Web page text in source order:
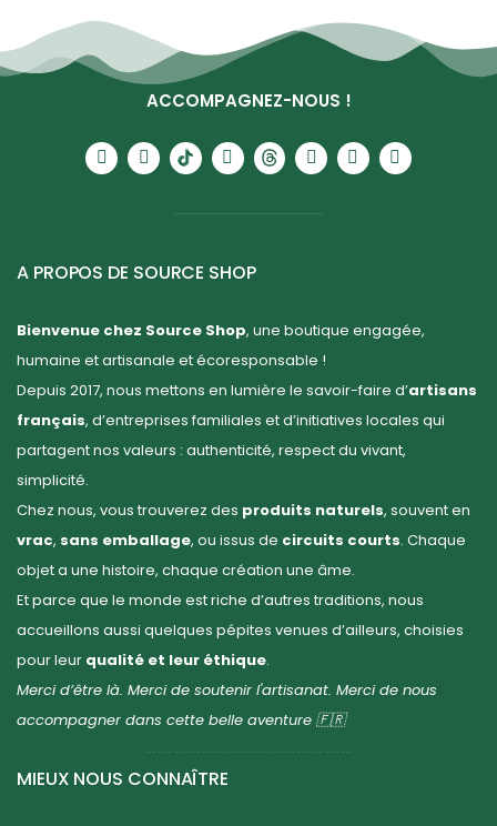
ACCOMPAGNEZ-NOUS !
A PROPOS DE SOURCE SHOP
Bienvenue chez Source Shop, une boutique engagée,
humaine et artisanale et écoresponsable !
Depuis 2017, nous mettons en lumière le savoir-faire d’artisans
français, d’entreprises familiales et d’initiatives locales qui
partagent nos valeurs : authenticité, respect du vivant,
simplicité.
Chez nous, vous trouverez des produits naturels, souvent en
vrac, sans emballage, ou issus de circuits courts. Chaque
objet a une histoire, chaque création une âme.
Et parce que le monde est riche d’autres traditions, nous
accueillons aussi quelques pépites venues d’ailleurs, choisies
pour leur qualité et leur éthique.
Merci d’être là. Merci de soutenir l'artisanat. Merci de nous
accompagner dans cette belle aventure 🇫🇷
MIEUX NOUS CONNAÎTRE